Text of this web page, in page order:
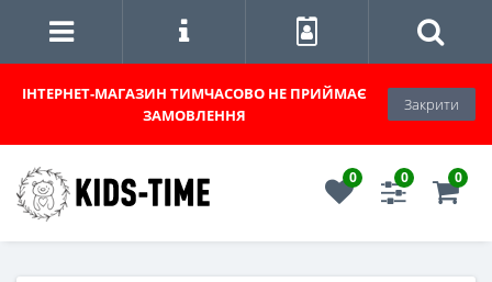
ІНТЕРНЕТ-МАГАЗИН ТИМЧАСОВО НЕ ПРИЙМАЄ
ЗАМОВЛЕННЯ
Закрити
0 0 0